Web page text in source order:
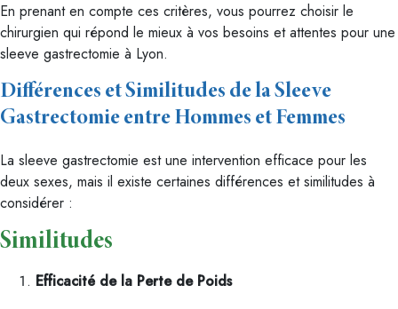
En prenant en compte ces critères, vous pourrez choisir le
chirurgien qui répond le mieux à vos besoins et attentes pour une
sleeve gastrectomie à Lyon.
Différences et Similitudes de la Sleeve
Gastrectomie entre Hommes et Femmes
La sleeve gastrectomie est une intervention efficace pour les
deux sexes, mais il existe certaines différences et similitudes à
considérer :
Similitudes
Efficacité de la Perte de Poids